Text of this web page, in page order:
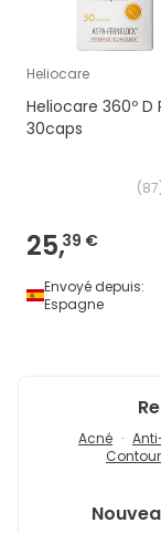
Heliocare
Heliocare 360º D
30caps
(87
25,39 €
Envoyé depuis:
Espagne
Acné